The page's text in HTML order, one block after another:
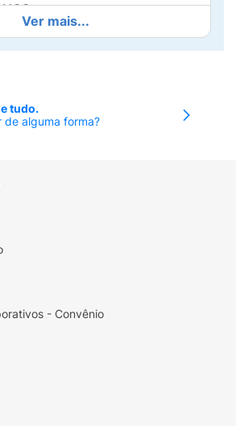
comprimido revestido de
macrogol, estearato de
polivinílico, talco, dióxido de
de ferro amarelo.
revestido de 750 mg
sódica, dióxido de
polivinílico, talco, dióxido de
Ver mais...
tudo.
de alguma forma?
- Convênio